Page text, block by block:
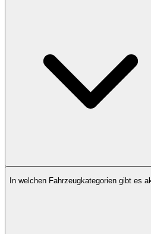
In welchen Fahrzeugkategorien gibt es